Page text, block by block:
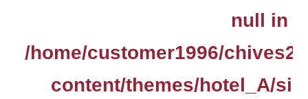
null in
/home/customer1996/
content/themes/hotel_A/